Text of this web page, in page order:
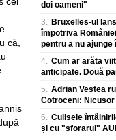
că,
Experții in
accelerata a
autoritaților de a o c
doi oameni"
3. Bruxelles-ul
împotriva
pentru a nu
4. Cum ar arăta
anticipate. Două
5. Adrian Veștea
Cotroceni: Nicușor
6. Culisele
și cu "sforarul"